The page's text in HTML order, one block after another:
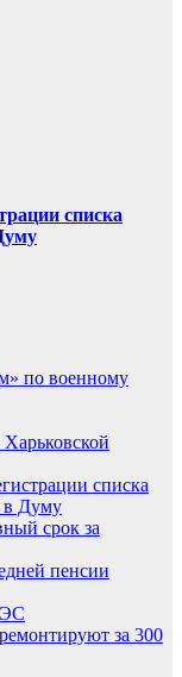
списка
по военному
списка
в Думу
срок за
пенсии
за 300